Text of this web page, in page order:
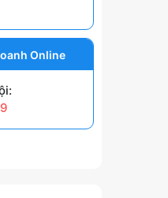
Online